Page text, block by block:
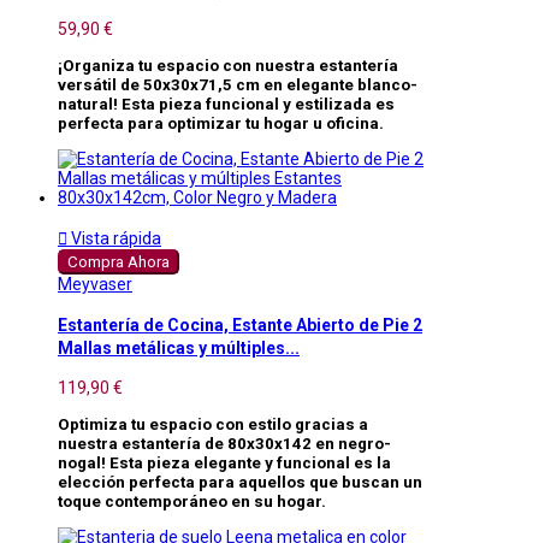
59,90 €
¡Organiza tu espacio con nuestra estantería
versátil de 50x30x71,5 cm en elegante blanco-
natural! Esta pieza funcional y estilizada es
perfecta para optimizar tu hogar u oficina.
 Vista rápida
Compra Ahora
Meyvaser
Estantería de Cocina, Estante Abierto de Pie 2
Mallas metálicas y múltiples...
119,90 €
Optimiza tu espacio con estilo gracias a
nuestra estantería de 80x30x142 en negro-
nogal! Esta pieza elegante y funcional es la
elección perfecta para aquellos que buscan un
toque contemporáneo en su hogar.